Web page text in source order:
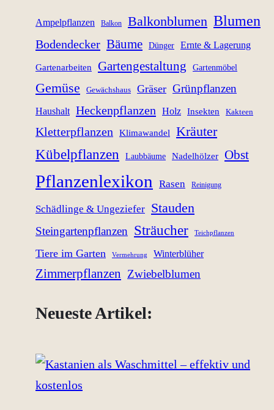
Ampelpflanzen Balkon Balkonblumen Blumen
Bodendecker Bäume Dünger Ernte & Lagerung
Gartenarbeiten Gartengestaltung Gartenmöbel
Gemüse Gewächshaus Gräser Grünpflanzen
Haushalt Heckenpflanzen Holz Insekten Kakteen
Kletterpflanzen Klimawandel Kräuter
Kübelpflanzen Laubbäume Nadelhölzer Obst
Pflanzenlexikon Rasen Reinigung
Schädlinge & Ungeziefer Stauden
Steingartenpflanzen Sträucher Teichpflanzen
Tiere im Garten Vermehrung Winterblüher
Zimmerpflanzen Zwiebelblumen
Neueste Artikel: